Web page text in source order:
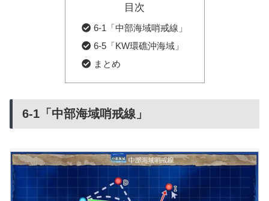
目次
6-1「中部海域哨戒線」
6-5「KW環礁沖海域」
まとめ
6-1「中部海域哨戒線」